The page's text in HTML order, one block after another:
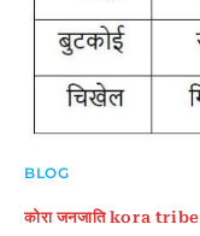
BLOG
कोरा जनजाति kora tribe